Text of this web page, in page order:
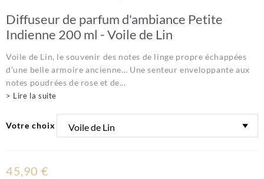
Diffuseur de parfum d'ambiance Petite
Indienne 200 ml - Voile de Lin
Voile de Lin, le souvenir des notes de linge propre échappées
d’une belle armoire ancienne… Une senteur enveloppante aux
notes poudrées de rose et de...
> Lire la suite
Votre choix
45,90 €